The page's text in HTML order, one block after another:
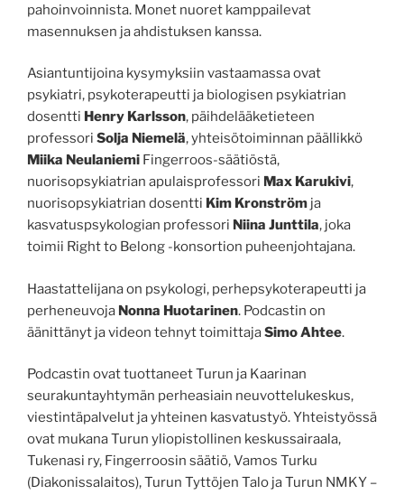
pahoinvoinnista. Monet nuoret kamppailevat
masennuksen ja ahdistuksen kanssa.
Asiantuntijoina kysymyksiin vastaamassa ovat
psykiatri, psykoterapeutti ja biologisen psykiatrian
dosentti Henry Karlsson, päihdelääketieteen
professori Solja Niemelä, yhteisötoiminnan päällikkö
Miika Neulaniemi Fingerroos-säätiöstä,
nuorisopsykiatrian apulaisprofessori Max Karukivi,
nuorisopsykiatrian dosentti Kim Kronström ja
kasvatuspsykologian professori Niina Junttila, joka
toimii Right to Belong -konsortion puheenjohtajana.
Haastattelijana on psykologi, perhepsykoterapeutti ja
perheneuvoja Nonna Huotarinen. Podcastin on
äänittänyt ja videon tehnyt toimittajaSimo Ahtee.
Podcastin ovat tuottaneet Turun ja Kaarinan
seurakuntayhtymän perheasiain neuvottelukeskus,
viestintäpalvelut ja yhteinen kasvatustyö. Yhteistyössä
ovat mukana Turun yliopistollinen keskussairaala,
Tukenasi ry, Fingerroosin säätiö, Vamos Turku
(Diakonissalaitos), Turun Tyttöjen Talo ja Turun NMKY –